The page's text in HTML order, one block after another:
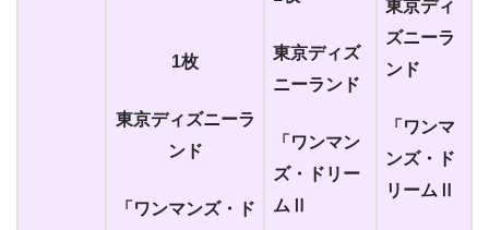
1枚
東京ディズニーラ
ンド
「ワンマンズ・ド
東京ディズ
ニーランド
「ワンマン
ズ・ドリー
ムⅡ
東京ディ
ズニーラ
ンド
「ワンマ
ンズ・ド
リームⅡ